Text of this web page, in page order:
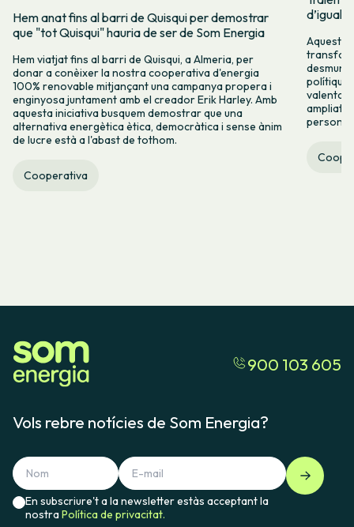
Hem anat fins al barri de Quisqui per demostrar
que "tot Quisqui" hauria de ser de Som Energia
Hem viatjat fins al barri de Quisqui, a Almeria, per
donar a conèixer la nostra cooperativa d'energia
100% renovable mitjançant una campanya propera i
enginyosa juntament amb el creador Erik Harley. Amb
aquesta iniciativa busquem demostrar que una
alternativa energètica ètica, democràtica i sense ànim
de lucre està a l'abast de tothom.
Cooperativa
Aquest
valenta
900 103 605
Vols rebre notícies de Som Energia?
En subscriure't a la newsletter estàs acceptant la
nostraPolítica de privacitat.